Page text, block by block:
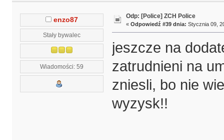
enzo87
Stały bywalec
Wiadomości: 59
Odp: [Police] ZCH Police
« Odpowiedź #39 dnia: Stycznia 09,
jeszcze na
zatrudnieni na
zniesli, bo nie
wyzysk!!